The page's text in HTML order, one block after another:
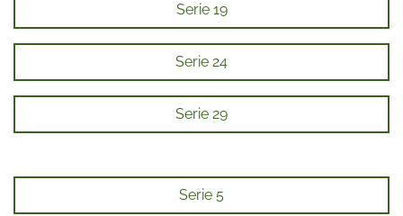
Serie 19
Serie 24
Serie 29
Serie 5